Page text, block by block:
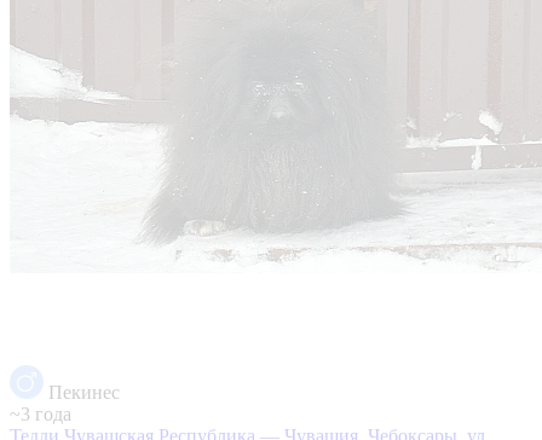
Пекинес
~3 года
Тедди Чувашская Республика — Чувашия, Чебоксары, ул.